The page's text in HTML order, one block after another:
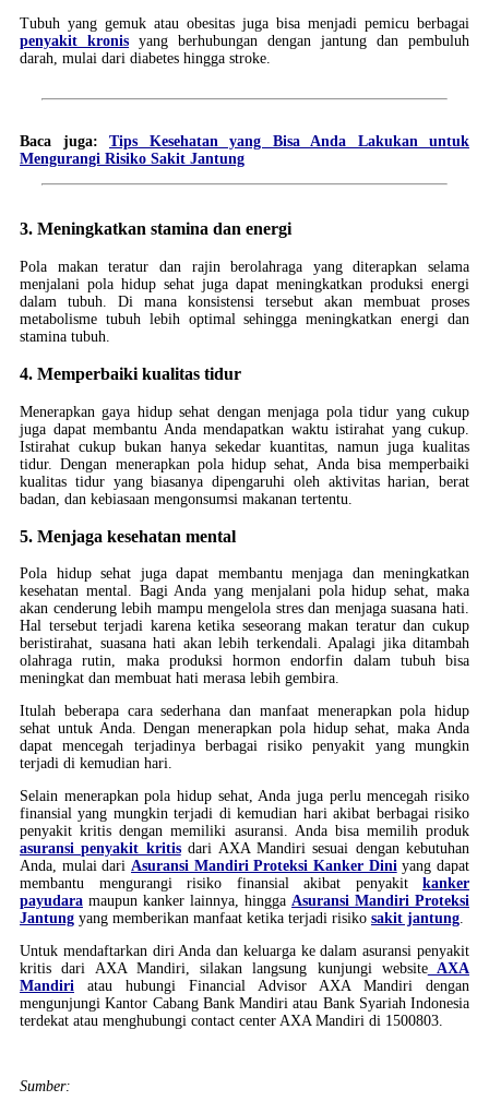
Tubuh yang gemuk atau obesitas juga bisa menjadi pemicu berbagai
penyakit kronis yang berhubungan dengan jantung dan pembuluh
darah, mulai dari diabetes hingga stroke.
Baca juga: ​​ Tips Kesehatan yang Bisa Anda Lakukan untuk
Mengurangi Risiko Sakit Jantung
3. Meningkatkan stamina dan energi
Pola makan teratur dan rajin berolahraga yang diterapkan selama
menjalani pola hidup sehat juga dapat meningkatkan produksi energi
dalam tubuh. Di mana konsistensi tersebut akan membuat proses
metabolisme tubuh lebih optimal sehingga meningkatkan energi dan
stamina tubuh.
4. Memperbaiki kualitas tidur
Menerapkan gaya hidup sehat dengan menjaga pola tidur yang cukup
juga dapat membantu Anda mendapatkan waktu istirahat yang cukup.
Istirahat cukup bukan hanya sekedar kuantitas, namun juga kualitas
tidur. Dengan menerapkan pola hidup sehat, Anda bisa memperbaiki
kualitas tidur yang biasanya dipengaruhi oleh aktivitas harian, berat
badan, dan kebiasaan mengonsumsi makanan tertentu.
5. Menjaga kesehatan mental
Pola hidup sehat juga dapat membantu menjaga dan meningkatkan
kesehatan mental. Bagi Anda yang menjalani pola hidup sehat, maka
akan cenderung lebih mampu mengelola stres dan menjaga suasana hati.
Hal tersebut terjadi karena ketika seseorang makan teratur dan cukup
beristirahat, suasana hati akan lebih terkendali. Apalagi jika ditambah
olahraga rutin, maka produksi hormon endorfin dalam tubuh bisa
meningkat dan membuat hati merasa lebih gembira.
Itulah beberapa cara sederhana dan manfaat menerapkan pola hidup
sehat untuk Anda. Dengan menerapkan pola hidup sehat, maka Anda
dapat mencegah terjadinya berbagai risiko penyakit yang mungkin
terjadi di kemudian hari.
Selain menerapkan pola hidup sehat, Anda juga perlu mencegah risiko
finansial yang mungkin terjadi di kemudian hari akibat berbagai risiko
penyakit kritis dengan memiliki asuransi. Anda bisa memilih produk
asuransi penyakit kritisdari AXA Mandiri sesuai dengan kebutuhan
Anda, mulai dari Asuransi Mandiri Proteksi Kanker Diniyang dapat
membantu mengurangi risiko finansial akibat penyakit kanker
payudara maupun kanker lainnya, hingga Asuransi Mandiri Proteksi
Jantung yang memberikan manfaat ketika terjadi risiko sakit jantung.
Untuk mendaftarkan diri Anda dan keluarga ke dalam asuransi penyakit
kritis dari AXA Mandiri, silakan langsung kunjungi websiteAXA
Mandiri atau hubungi Financial Advisor AXA Mandiri dengan
mengunjungi Kantor Cabang Bank Mandiri atau Bank Syariah Indonesia
terdekat atau menghubungi contact center AXA Mandiri di 1500803.
Sumber: